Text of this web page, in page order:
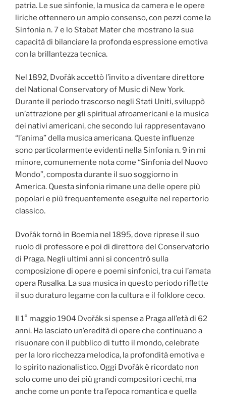
patria. Le sue sinfonie, la musica da camera e le opere
liriche ottennero un ampio consenso, con pezzi come la
Sinfonia n. 7 e lo Stabat Mater che mostrano la sua
capacità di bilanciare la profonda espressione emotiva
con la brillantezza tecnica.
Nel 1892, Dvořák accettò l’invito a diventare direttore
del National Conservatory of Music di New York.
Durante il periodo trascorso negli Stati Uniti, sviluppò
un’attrazione per gli spiritual afroamericani e la musica
dei nativi americani, che secondo lui rappresentavano
“l’anima” della musica americana. Queste influenze
sono particolarmente evidenti nella Sinfonia n. 9 in mi
minore, comunemente nota come “Sinfonia del Nuovo
Mondo”, composta durante il suo soggiorno in
America. Questa sinfonia rimane una delle opere più
popolari e più frequentemente eseguite nel repertorio
classico.
Dvořák tornò in Boemia nel 1895, dove riprese il suo
ruolo di professore e poi di direttore del Conservatorio
di Praga. Negli ultimi anni si concentrò sulla
composizione di opere e poemi sinfonici, tra cui l’amata
opera Rusalka. La sua musica in questo periodo riflette
il suo duraturo legame con la cultura e il folklore ceco.
Il 1° maggio 1904 Dvořák si spense a Praga all’età di 62
anni. Ha lasciato un’eredità di opere che continuano a
risuonare con il pubblico di tutto il mondo, celebrate
per la loro ricchezza melodica, la profondità emotiva e
lo spirito nazionalistico. Oggi Dvořák è ricordato non
solo come uno dei più grandi compositori cechi, ma
anche come un ponte tra l’epoca romantica e quella